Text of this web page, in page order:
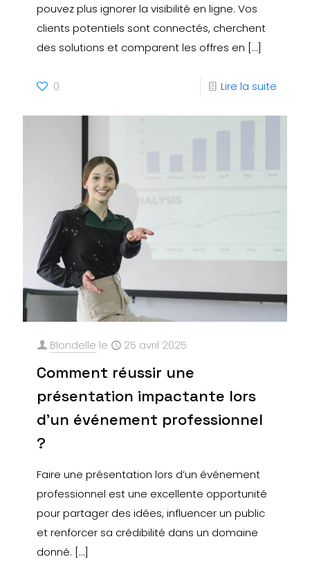
pouvez plus ignorer la visibilité en ligne. Vos
clients potentiels sont connectés, cherchent
des solutions et comparent les offres en […]
0 Lire la suite
Blondelle le 25 avril 2025
Comment réussir une
présentation impactante lors
d’un événement professionnel
?
Faire une présentation lors d’un événement
professionnel est une excellente opportunité
pour partager des idées, influencer un public
et renforcer sa crédibilité dans un domaine
donné. […]